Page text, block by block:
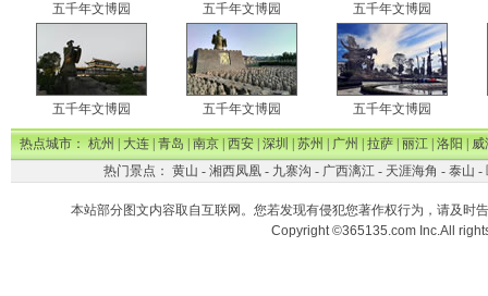
五千年文博园 五千年文博园 五千年文博园
五千年文博园 五千年文博园 五千年文博园
热点城市：杭州|大连|青岛|南京|西安|深圳|苏州|广州|拉萨|丽江|洛阳|威
热门景点： 黄山 - 湘西凤凰- 九寨沟 - 广西漓江- 天涯海角 - 泰山 -
本站部分图文内容取自互联网。您若发现有侵犯您著作权行为，请及时
Copyright ©365135.com Inc.All